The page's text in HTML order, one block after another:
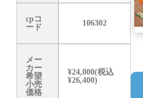
cpコ
ード
106302
メー
カー
希望
小売
価格
¥24,000(税込
¥26,400)